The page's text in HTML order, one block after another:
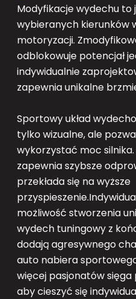
Modyfikacje wydechu to
wybieranych kierunków
motoryzacji.
odblokowuje potencjał
indywidualnie
zapewnia unikalne
Sportowy układ
tylko wizualne, ale
wykorzystać moc
zapewnia szybsze
przekłada się na wyższe
możliwość stworzenia
wydech tuningowy z
dodają agresywnego
auto nabiera
więcej pasjonatów
aby cieszyć się